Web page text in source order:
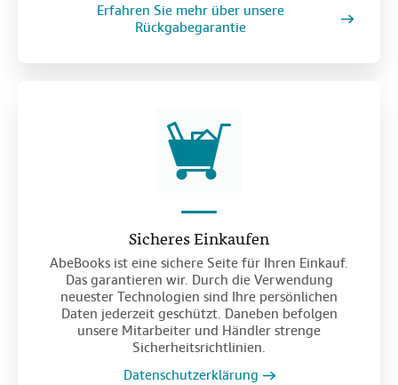
Erfahren Sie mehr über unsere
Rückgabegarantie
Sicheres Einkaufen
AbeBooks ist eine sichere Seite für Ihren Einkauf.
Das garantieren wir. Durch die Verwendung
neuester Technologien sind Ihre persönlichen
Daten jederzeit geschützt. Daneben befolgen
unsere Mitarbeiter und Händler strenge
Sicherheitsrichtlinien.
Datenschutzerklärung